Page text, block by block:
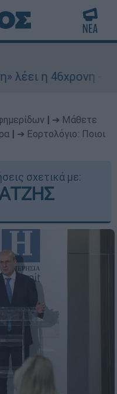
- Τι
➔ Μάθετε
➔ Εορτολόγιο: Ποιοι
σχετικά με: